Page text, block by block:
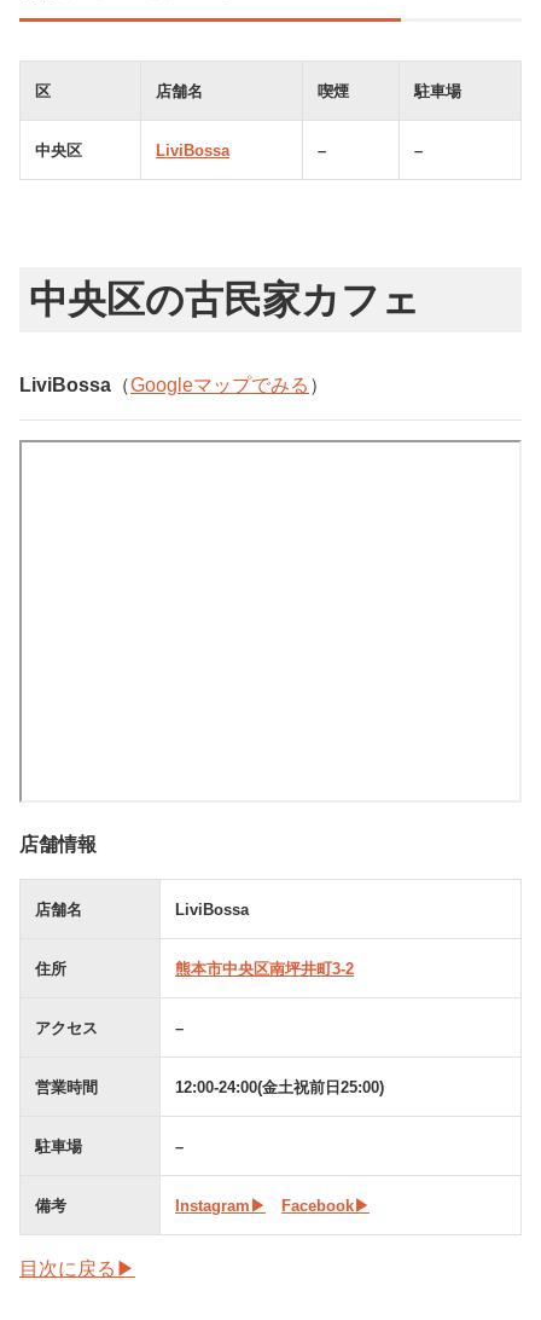
区 店舗名 喫煙 駐車場
中央区 LiviBossa – –
中央区の古民家カフェ
LiviBossa （Googleマップでみる ）
店舗情報
店舗名 LiviBossa
住所 熊本市中央区南坪井町3-2
アクセス –
営業時間 12:00-24:00(金土祝前日25:00)
駐車場 –
備考 Instagram▶︎ Facebook▶︎
目次に戻る▶︎